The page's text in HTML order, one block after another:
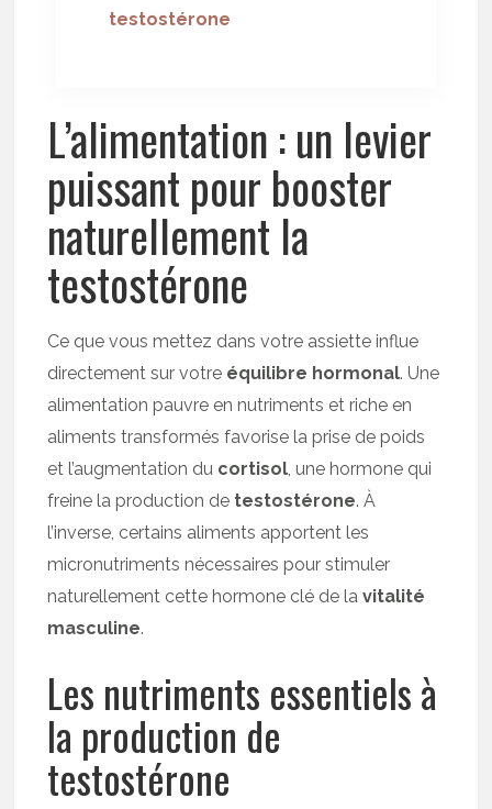
testostérone
L’alimentation : un levier
puissant pour booster
naturellement la
testostérone
Ce que vous mettez dans votre assiette influe
directement sur votre équilibre hormonal. Une
alimentation pauvre en nutriments et riche en
aliments transformés favorise la prise de poids
et l’augmentation du cortisol, une hormone qui
freine la production de testostérone. À
l’inverse, certains aliments apportent les
micronutriments nécessaires pour stimuler
naturellement cette hormone clé de lavitalité
masculine.
Les nutriments essentiels à
la production de
testostérone